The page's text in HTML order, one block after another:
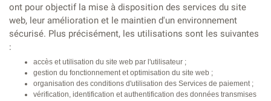
ont pour objectif la mise à disposition des services du site
web, leur amélioration et le maintien d'un environnement
sécurisé. Plus précisément, les utilisations sont les suivantes
:
accès et utilisation du site web par l'utilisateur ;
gestion du fonctionnement et optimisation du site web ;
organisation des conditions d'utilisation des Services de paiement ;
vérification, identification et authentification des données transmises